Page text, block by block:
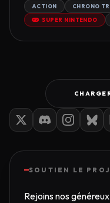
ACTION CHRONO
SUPER NINTENDO
SOUTIEN LE
Rejoins nos